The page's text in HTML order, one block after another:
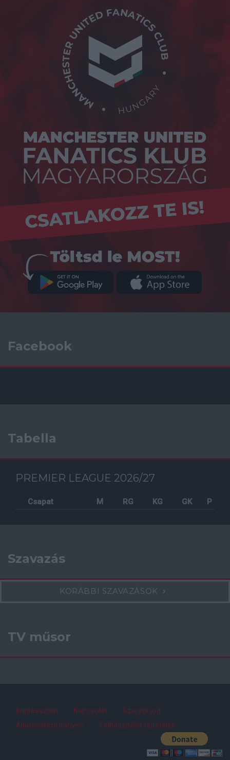
Facebook
Tabella
PREMIER LEAGUE 2026/27
Csapat M RG KG GK P
Szavazás
KORÁBBI SZAVAZÁSOK
TV műsor
Impresszum Kapcsolat
Szerzői jog
Adatvédelmi irányelv
Felhasználói feltételek